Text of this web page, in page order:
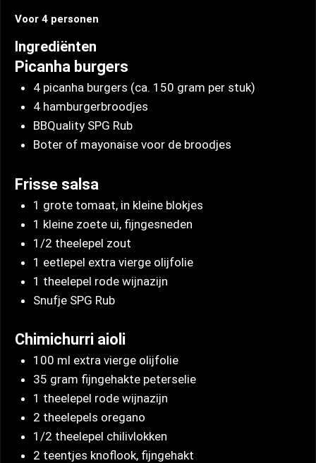
Voor 4 personen
Ingrediënten
Picanha burgers
4 picanha burgers (ca. 150 gram per stuk)
4 hamburgerbroodjes
BBQuality SPG Rub
Boter of mayonaise voor de broodjes
Frisse salsa
1 grote tomaat, in kleine blokjes
1 kleine zoete ui, fijngesneden
1/2 theelepel zout
1 eetlepel extra vierge olijfolie
1 theelepel rode wijnazijn
Snufje SPG Rub
Chimichurri aioli
100 ml extra vierge olijfolie
35 gram fijngehakte peterselie
1 theelepel rode wijnazijn
2 theelepels oregano
1/2 theelepel chilivlokken
2 teentjes knoflook, fijngehakt